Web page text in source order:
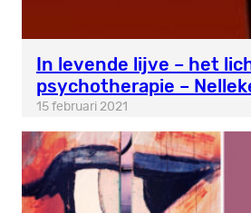
In levende lijve – het
psychotherapie –
15 februari 2021